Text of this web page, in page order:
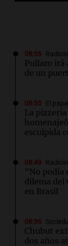
08:56
Pullaro irá
de un
08:55 El
La
esculpida
08:49
"No podía
dilema del
en Brasil
08:36
Chubut
dos años